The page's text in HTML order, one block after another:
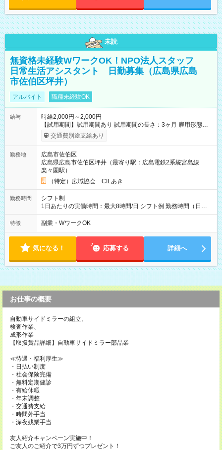
未読
無資格未経験WワークOK！NPO法人スタッフ
日常生活アシスタント 日勤募集（広島県広島
市佐伯区坪井）
アルバイト 職種未経験OK
給与
時給2,000円～2,000円
【試用期間】試用期間あり 試用期間の長さ：3ヶ月 雇用形態、
給与は本採用時と同じです。
交通費別途支給あり
勤務地
広島市佐伯区
広島県広島市佐伯区坪井（最寄り駅：広島電鉄2系統宮島線
楽々園駅）
（特定）広域協会 CILあき
勤務時間
シフト制
1日あたりの実働時間：最大8時間/日 シフト例 勤務時間（日
勤）・8時～18時 （実働時間8時間 待機休憩2時間）（日勤1回
あたりの給与 2万円）
特徴 副業・WワークOK
気になる！ 応募する 詳細へ
お仕事の概要
自動車サイドミラーの組立、
検査作業、
成形作業
【取扱賞品詳細】自動車サイドミラー部品業
≪待遇・福利厚生≫
・日払い制度
・社会保険完備
・無料定期健診
・有給休暇
・年末調整
・交通費支給
・時間外手当
・深夜残業手当
友人紹介キャンペーン実施中！
ご友人のご紹介で3万円ずつプレゼント！